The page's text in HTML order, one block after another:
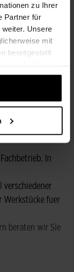
zu Ihrer
Partner für
Unsere
mit
bereitgestellt
kreativ
In
verschiedener
Werkstücke fuer
beraten wir Sie